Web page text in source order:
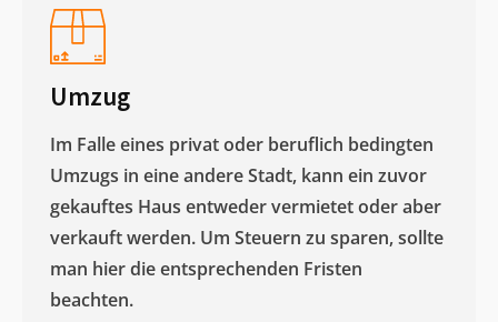
Umzug
Im Falle eines privat oder beruflich bedingten
Umzugs in eine andere Stadt, kann ein zuvor
gekauftes Haus entweder vermietet oder aber
verkauft werden. Um Steuern zu sparen, sollte
man hier die entsprechenden Fristen
beachten.